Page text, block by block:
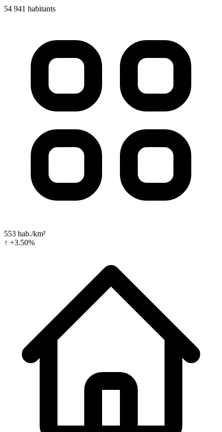
54 941 habitants
553 hab./km²
↑ +3.50%